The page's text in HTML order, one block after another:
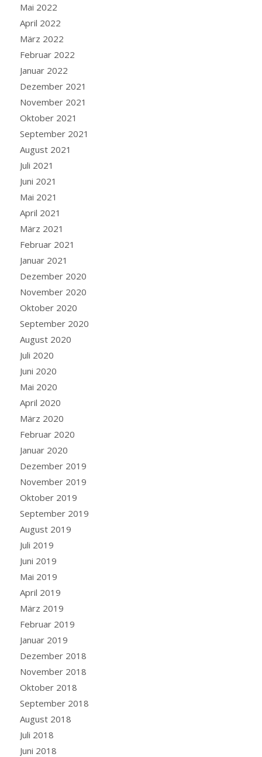
Mai 2022
April 2022
März 2022
Februar 2022
Januar 2022
Dezember 2021
November 2021
Oktober 2021
September 2021
August 2021
Juli 2021
Juni 2021
Mai 2021
April 2021
März 2021
Februar 2021
Januar 2021
Dezember 2020
November 2020
Oktober 2020
September 2020
August 2020
Juli 2020
Juni 2020
Mai 2020
April 2020
März 2020
Februar 2020
Januar 2020
Dezember 2019
November 2019
Oktober 2019
September 2019
August 2019
Juli 2019
Juni 2019
Mai 2019
April 2019
März 2019
Februar 2019
Januar 2019
Dezember 2018
November 2018
Oktober 2018
September 2018
August 2018
Juli 2018
Juni 2018